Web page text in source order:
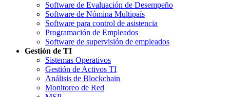
Software de Evaluación de Desempeño
Software de Nómina Multipaís
Software para control de asistencia
Programación de Empleados
Software de supervisión de empleados
Gestión de TI
Sistemas Operativos
Gestión de Activos TI
Análisis de Blockchain
Monitoreo de Red